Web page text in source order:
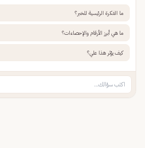
ما الفكرة الرئيسية للخبر؟
ما هي أبرز الأرقام والإحصاءات؟
كيف يؤثر هذا علي؟